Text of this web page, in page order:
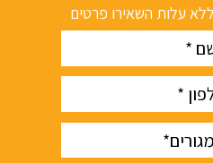
עלות השאירו פרטים